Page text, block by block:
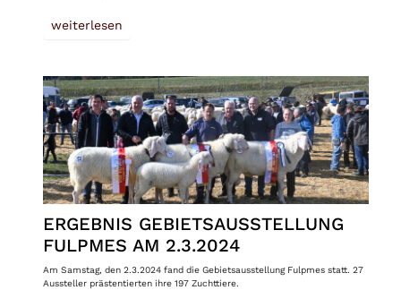
weiterlesen
ERGEBNIS GEBIETSAUSSTELLUNG
FULPMES AM 2.3.2024
Am Samstag, den 2.3.2024 fand die Gebietsausstellung Fulpmes statt. 27
Aussteller prästentierten ihre 197 Zuchttiere.